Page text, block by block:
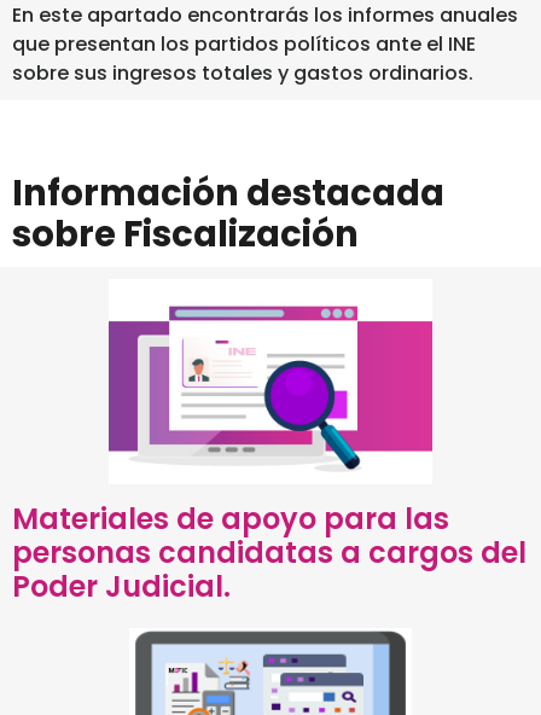
En este apartado encontrarás los informes anuales
que presentan los partidos políticos ante el INE
sobre sus ingresos totales y gastos ordinarios.
Información destacada
sobre Fiscalización
Materiales de apoyo para las
personas candidatas a cargos del
Poder Judicial.